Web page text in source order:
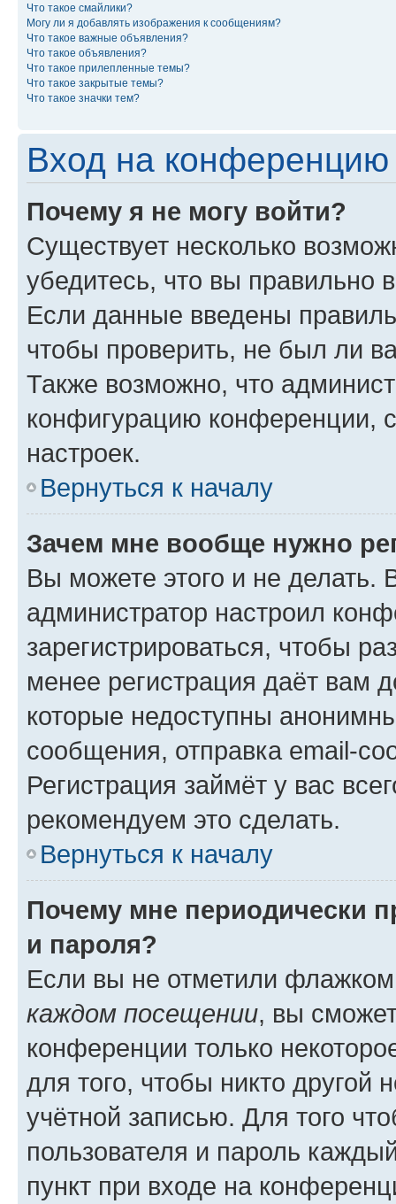
Что такое смайлики?
Могу ли я добавлять изображения к сообщениям?
Что такое важные объявления?
Что такое объявления?
Что такое прилепленные темы?
Что такое закрытые темы?
Что такое значки тем?
Вход на конференцию
Почему я не могу войти?
Существует несколько
убедитесь, что вы правильно
Если данные введены
чтобы проверить, не был ли
Также возможно, что
конфигурацию конференции,
настроек.
Вернуться к началу
Зачем мне вообще нужно
Вы можете этого и не делать.
администратор настроил
зарегистрироваться, чтобы
менее регистрация даёт вам
которые недоступны
сообщения, отправка email-
Регистрация займёт у вас
рекомендуем это сделать.
Вернуться к началу
Почему мне периодически
и пароля?
Если вы не отметили
каждом посещении, вы
конференции только
для того, чтобы никто другой
учётной записью. Для того
пользователя и пароль
пункт при входе на